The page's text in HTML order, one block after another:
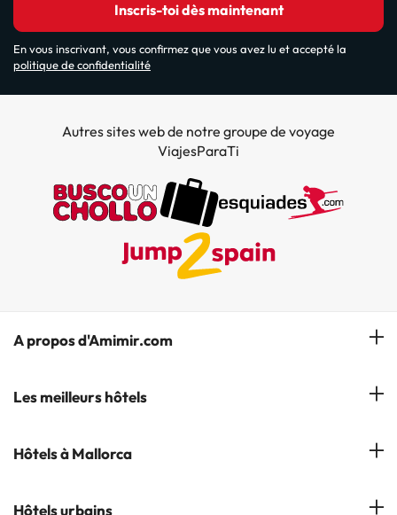
Inscris-toi dès maintenant
En vous inscrivant, vous confirmez que vous avez lu et accepté la
politique de confidentialité
Autres sites web de notre groupe de voyage
ViajesParaTi
A propos d'Amimir.com
Notre équipe
S'abonner à notre bulletin d'information
Les meilleurs hôtels
Hôtels à Salou
Hôtels à Mallorca
Hôtels à Cala Millor
Hôtels urbains